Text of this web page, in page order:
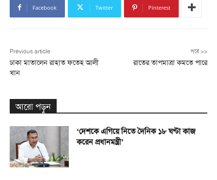
Facebook Twitter Pinterest
Previous article
ঢাকা মাতালেন রাহাত ফতেহ আলী
খান
পরে >>
রাতের তাপমাত্রা কমতে পারে
আরো পড়ুন
‘দেশকে এগিয়ে নিতে দৈনিক ১৮ ঘণ্টা কাজ
করেন প্রধানমন্ত্রী’